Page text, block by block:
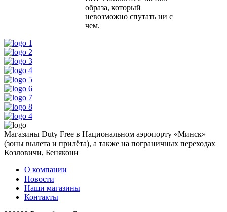
образа, который
невозможно спутать ни с
чем.
Магазины Duty Free в Национальном аэропорту «Минск»
(зоны вылета и прилёта), а также на пограничных переходах
Козловичи, Бенякони
О компании
Новости
Наши магазины
Контакты